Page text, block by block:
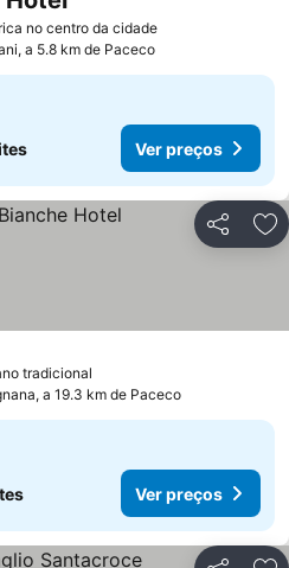
no centro da cidade
a 5.8 km de Paceco
Ver preços
Partilhar
tradicional
a 19.3 km de Paceco
Ver preços